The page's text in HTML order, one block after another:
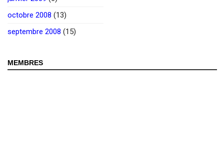
octobre 2008 (13)
septembre 2008 (15)
MEMBRES